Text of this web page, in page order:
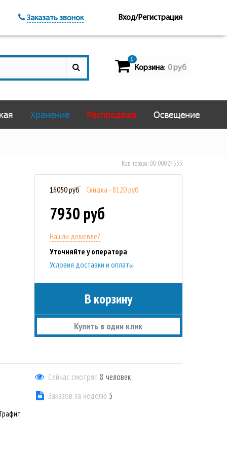
Заказать звонок Вход/Регистрация
0
Корзина: 0 руб
Хранение Распродажа Освещение
Код товара:00-00024533
16050 руб Скидка - 8120 руб
7930 руб
Нашли дешевле?
Уточняйте у оператора
Условия доставки и оплаты
В корзину
Купить в один клик
Сейчас смотрят 8 человек
Заказов за неделю 5